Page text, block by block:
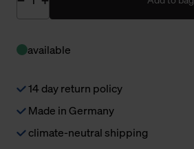
available
14 day return policy
Made in Germany
climate-neutral shipping